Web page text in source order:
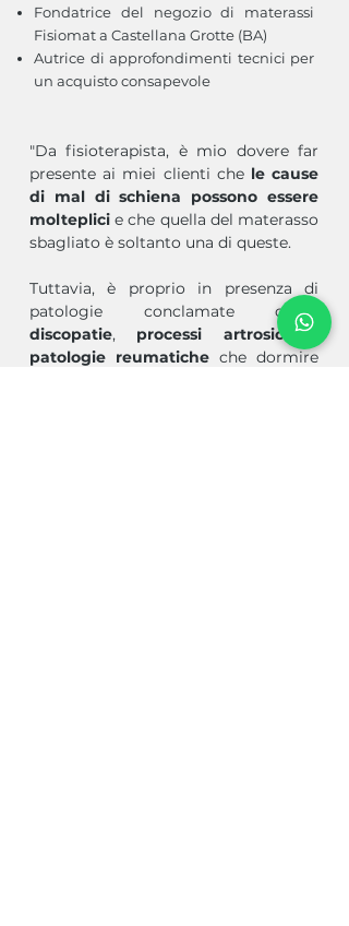
Fondatrice del negozio di materassi
Fisiomat a Castellana Grotte (BA)
Autrice di approfondimenti tecnici per
un acquisto consapevole
"Da fisioterapista, è mio dovere far
presente ai miei clienti che le cause
di mal di schiena possono essere
molteplicie che quella del materasso
sbagliato è soltanto una di queste.
Tuttavia, è proprio in presenza di
patologie conclamate come
discopatie, processi artrosicio
patologie reumatiche che dormire